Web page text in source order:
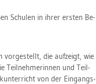
Schu­len in ihrer ers­ten Be­
vor­ge­stellt, die auf­zeigt, wie
Teil­neh­me­rin­nen und Teil­
von der Ein­gangs­